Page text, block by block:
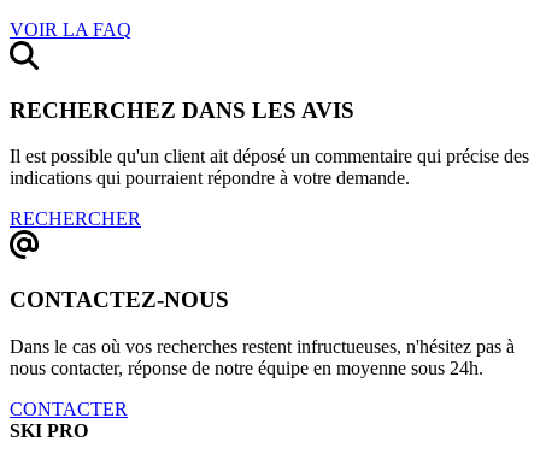
VOIR LA FAQ
RECHERCHEZ DANS LES AVIS
Il est possible qu'un client ait déposé un commentaire qui précise des
indications qui pourraient répondre à votre demande.
RECHERCHER
CONTACTEZ-NOUS
Dans le cas où vos recherches restent infructueuses, n'hésitez pas à
nous contacter, réponse de notre équipe en moyenne sous 24h.
CONTACTER
SKI PRO